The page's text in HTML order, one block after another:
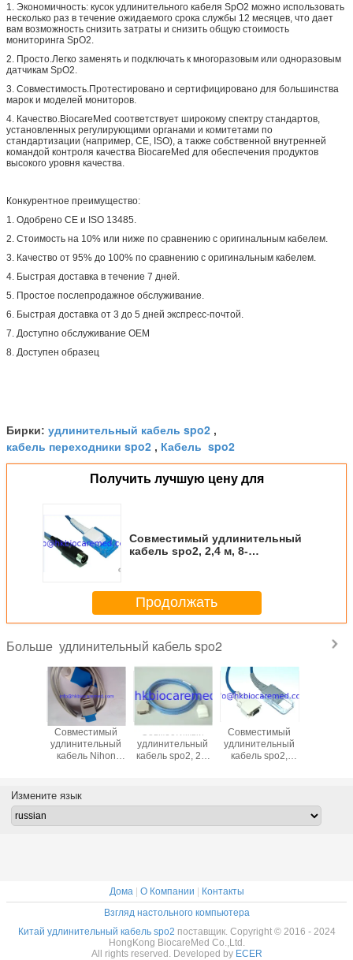
1. Экономичность: кусок удлинительного кабеля SpO2 можно использовать
несколько раз в течение ожидаемого срока службы 12 месяцев, что дает
вам возможность снизить затраты и снизить общую стоимость
мониторинга SpO2.
2. Просто.Легко заменять и подключать к многоразовым или одноразовым
датчикам SpO2.
3. Совместимость.Протестировано и сертифицировано для большинства
марок и моделей мониторов.
4. Качество.BiocareMed соответствует широкому спектру стандартов,
установленных регулирующими органами и комитетами по
стандартизации (например, CE, ISO), а также собственной внутренней
командой контроля качества BiocareMed для обеспечения продуктов
высокого уровня качества.
Конкурентное преимущество:
1. Одобрено CE и ISO 13485.
2. Стоимость на 10% или ниже по сравнению с оригинальным кабелем.
3. Качество от 95% до 100% по сравнению с оригинальным кабелем.
4. Быстрая доставка в течение 7 дней.
5. Простое послепродажное обслуживание.
6. Быстрая доставка от 3 до 5 дней экспресс-почтой.
7. Доступно обслуживание OEM
8. Доступен образец
Бирки: удлинительный кабель spo2 ,
кабель переходники spo2 , Кабель spo2
Получить лучшую цену для
Совместимый удлинительный
кабель spo2, 2,4 м, 8-
Продолжать
Больше удлинительный кабель spo2
Совместимый
удлинительный
кабель Nihon
Совместимый
удлинительный
кабель spo2, 2,4
Совместимый
удлинительный
кабель spo2,
Измените язык
Дома| О Компании | Контакты
Взгляд настольного компьютера
Китай удлинительный кабель spo2 поставщик. Copyright © 2016 - 2024
HongKong BiocareMed Co.,Ltd.
All rights reserved. Developed by ECER